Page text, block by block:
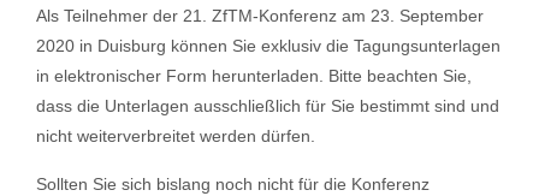
Als Teilnehmer der 21. ZfTM-Konferenz am 23. September
2020 in Duisburg können Sie exklusiv die Tagungsunterlagen
in elektronischer Form herunterladen. Bitte beachten Sie,
dass die Unterlagen ausschließlich für Sie bestimmt sind und
nicht weiterverbreitet werden dürfen.
Sollten Sie sich bislang noch nicht für die Konferenz